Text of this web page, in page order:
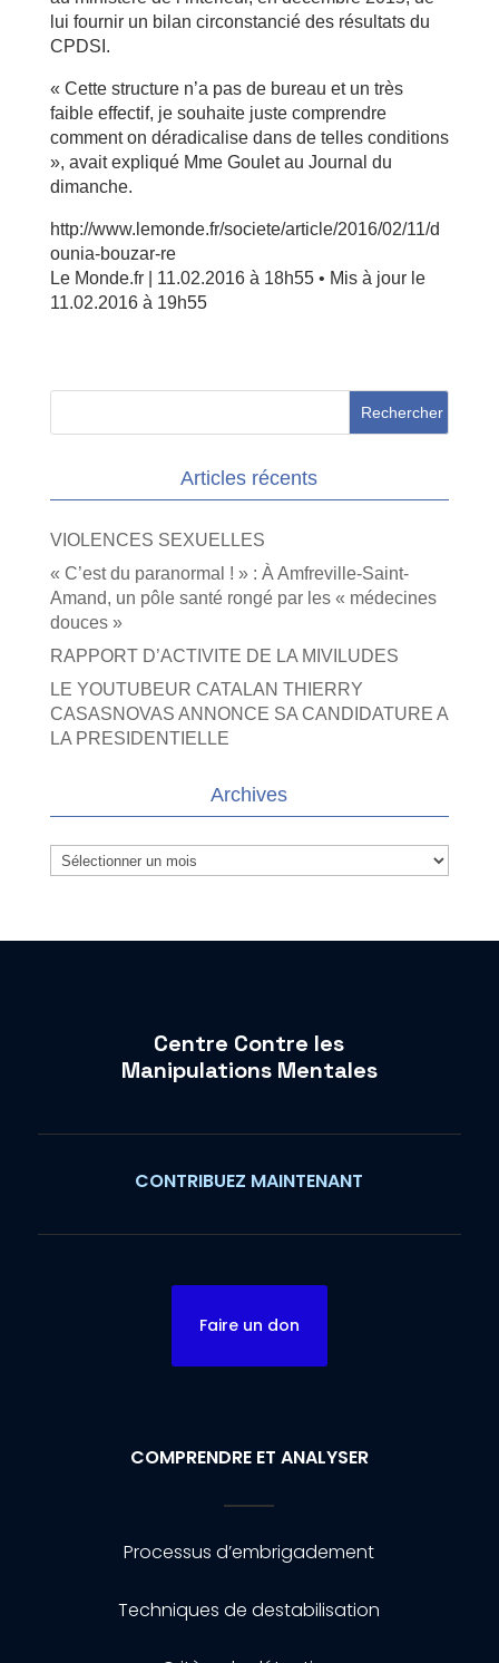
lui fournir un bilan circonstancié des résultats du
CPDSI.
« Cette structure n’a pas de bureau et un très
faible effectif, je souhaite juste comprendre
comment on déradicalise dans de telles conditions
», avait expliqué Mme Goulet au Journal du
dimanche.
http://www.lemonde.fr/societe/article/2016/02/11/d
ounia-bouzar-re
Le Monde.fr | 11.02.2016 à 18h55 • Mis à jour le
11.02.2016 à 19h55
Articles récents
VIOLENCES SEXUELLES
« C’est du paranormal ! » : À Amfreville-Saint-
Amand, un pôle santé rongé par les « médecines
douces »
RAPPORT D’ACTIVITE DE LA MIVILUDES
LE YOUTUBEUR CATALAN THIERRY
CASASNOVAS ANNONCE SA CANDIDATURE A
LA PRESIDENTIELLE
Archives
Archives
Centre Contre les
Manipulations Mentales
CONTRIBUEZ MAINTENANT
Faire un don
COMPRENDRE ET ANALYSER
Processus d’embrigadement
Techniques de destabilisation